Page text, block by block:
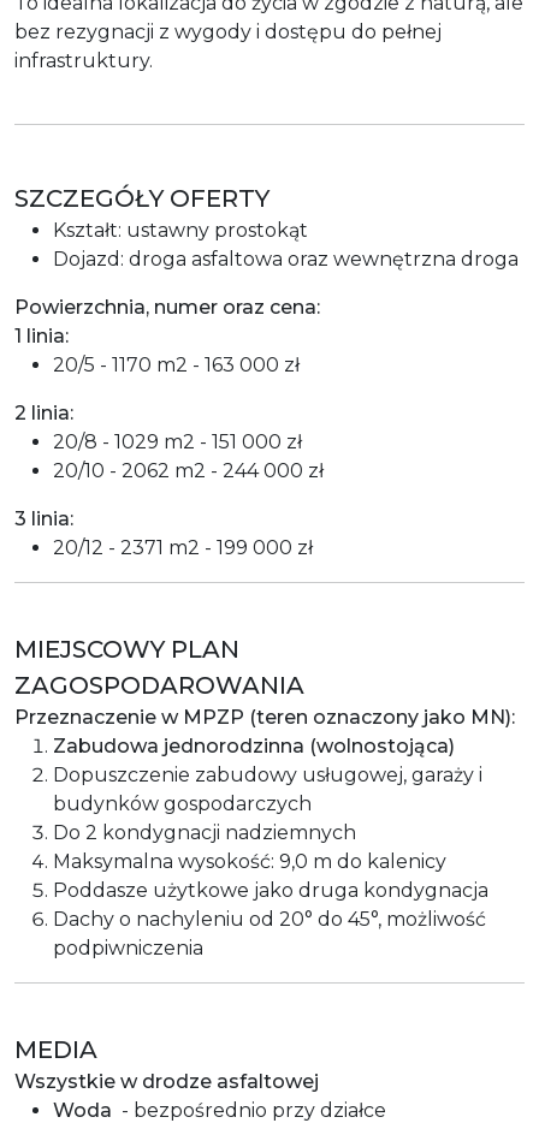
bez rezygnacji z wygody i dostępu do pełnej
infrastruktury.
SZCZEGÓŁY OFERTY
Kształt: ustawny prostokąt
Dojazd: droga asfaltowa oraz wewnętrzna droga
Powierzchnia, numer oraz cena:
1 linia:
20/5 - 1170 m2 - 163 000 zł
2 linia:
20/8 - 1029 m2 - 151 000 zł
20/10 - 2062 m2 - 244 000 zł
3 linia:
20/12 - 2371 m2 - 199 000 zł
MIEJSCOWY PLAN
ZAGOSPODAROWANIA
Przeznaczenie w MPZP (teren oznaczony jako MN):
Zabudowa jednorodzinna (wolnostojąca)
Dopuszczenie zabudowy usługowej, garaży i
budynków gospodarczych
Do 2 kondygnacji nadziemnych
Maksymalna wysokość: 9,0 m do kalenicy
Poddasze użytkowe jako druga kondygnacja
Dachy o nachyleniu od 20° do 45°, możliwość
podpiwniczenia
MEDIA
Wszystkie w drodze asfaltowej
Woda - bezpośrednio przy działce